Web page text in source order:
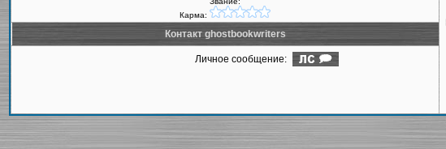
Карма:
Контакт ghostbookwriters
Личное сообщение: